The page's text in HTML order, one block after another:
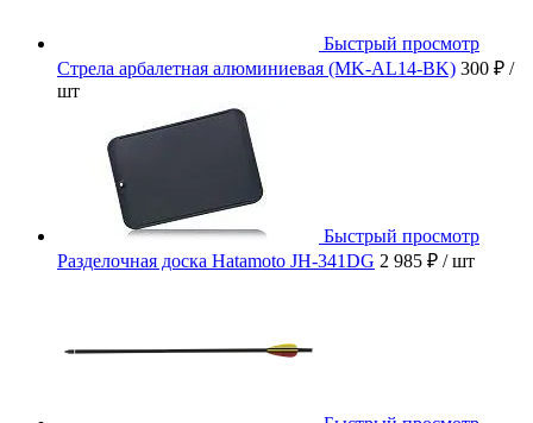
Быстрый просмотр
Стрела арбалетная алюминиевая (MK-AL14-BK) 300 ₽ /
шт
Быстрый просмотр
Разделочная доска Hatamoto JH-341DG 2 985 ₽ / шт